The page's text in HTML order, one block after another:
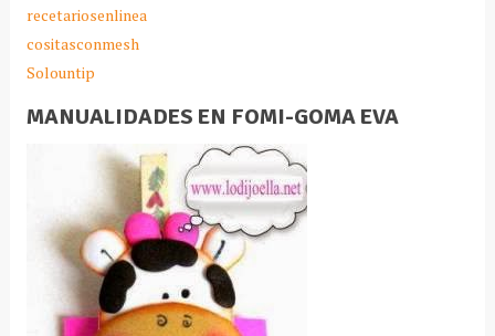
recetariosenlinea
cositasconmesh
Solountip
MANUALIDADES EN FOMI-GOMA EVA